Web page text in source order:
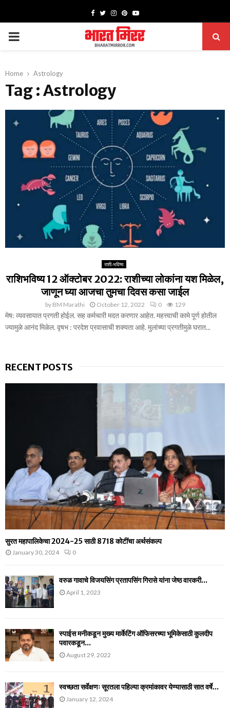
Facebook
TwitterInstagram
PinterestYoutube
PRIMARY
Home Astrology
Tag : Astrology
राशी-भविष्य
राशिभविष्य 12 ऑक्टोबर 2022: राशीच्या लोकांना यश मिळेल,
जाणून घ्या आजचा तुमचा दिवस कसा जाईल
by BM Marathi October 12, 2022 0 129
मेष: व्यवसायात प्रगती होईल. सह कर्मचारी मदत करणार आहेत. महत्त्वाची कामे पूर्ण होतील
ज्यामुळे आनंद मिळेल. वृषभ : परदेश प्रवासाची शक्यता आहे. मुलांच्या प्रगतीमुळे घरात...
RECENT POSTS
सुरत महापालिकेचा 2024-25 साठी 8718 कोटींचा अर्थसंकल्प
January 30, 2024 0
वरुळ गावाचे विजयसिंग प्रतापसिंग गिरासे यांना जेष्ठ वारकरी...
April 1, 2023
स्पाईस मनीकडून मुख्य मार्केटिंग ऑफिसरच्या भूमिकेसाठी कुलदीप
पवारकडून...
August 29, 2022
स्वच्छता सर्वेक्षणः सूरतला पहिल्या क्रमांकावर येण्यासाठी सात वर्षे...
January 12, 2024